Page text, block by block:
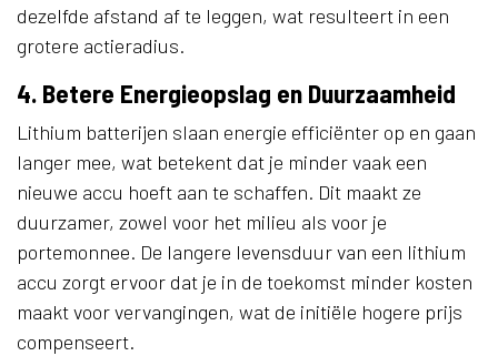
dezelfde afstand af te leggen, wat resulteert in een
grotere actieradius.
4. Betere Energieopslag en Duurzaamheid
Lithium batterijen slaan energie efficiënter op en gaan
langer mee, wat betekent dat je minder vaak een
nieuwe accu hoeft aan te schaffen. Dit maakt ze
duurzamer, zowel voor het milieu als voor je
portemonnee. De langere levensduur van een lithium
accu zorgt ervoor dat je in de toekomst minder kosten
maakt voor vervangingen, wat de initiële hogere prijs
compenseert.